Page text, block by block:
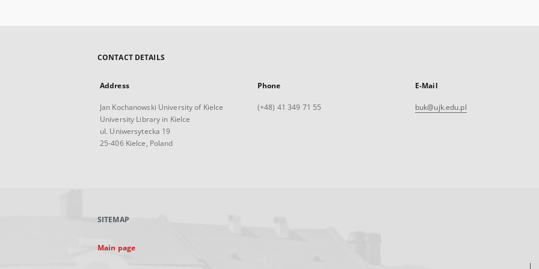
CONTACT DETAILS
Address
Jan Kochanowski University of Kielce
University Library in Kielce
ul. Uniwersytecka 19
25-406 Kielce, Poland
Phone
(+48) 41 349 71 55
E-Mail
buk@ujk.edu.pl
SITEMAP
Main page